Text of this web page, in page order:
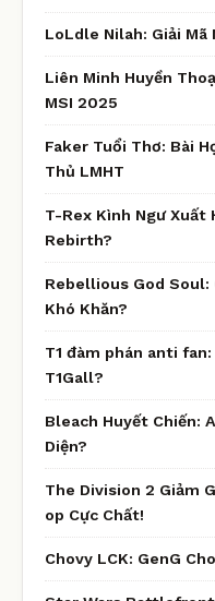
LoLdle Nilah: Giải Mã
Liên Minh Huyền
MSI 2025
Faker Tuổi Thơ: Bài
Thủ LMHT
T-Rex Kình Ngư Xuất
Rebirth?
Rebellious God
Khó Khăn?
T1 đàm phán anti
T1Gall?
Bleach Huyết Chiến:
Diện?
The Division 2 Giảm
op Cực Chất!
Chovy LCK: GenG